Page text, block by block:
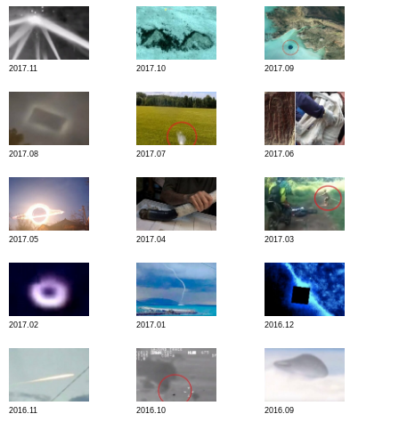
2017.11 2017.10 2017.09
2017.08 2017.07 2017.06
2017.05 2017.04 2017.03
2017.02 2017.01 2016.12
2016.11 2016.10 2016.09